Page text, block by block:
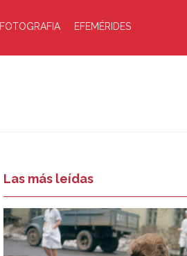
FOTOGRAFIA EFEMÉRIDES
Las más leídas